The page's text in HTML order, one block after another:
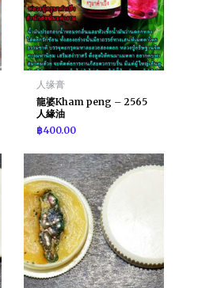
人缘膏
龍婆Kham peng – 2565
人緣油
฿400.00